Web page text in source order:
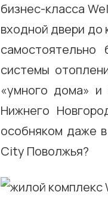
бизнес-класса
входной двери до
системы
«умного дома» и
Нижнего
особняком даже
City Поволжья?